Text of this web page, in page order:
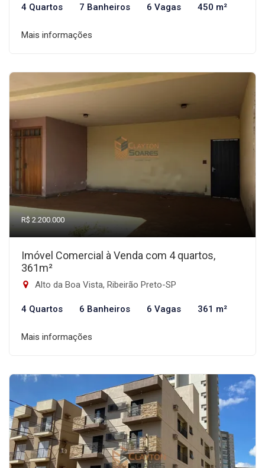
4 Quartos 7 Banheiros 6 Vagas 450 m²
Mais informações
R$ 2.200.000
Imóvel Comercial à Venda com 4 quartos,
361m²
Alto da Boa Vista, Ribeirão Preto-SP
4 Quartos 6 Banheiros 6 Vagas 361 m²
Mais informações